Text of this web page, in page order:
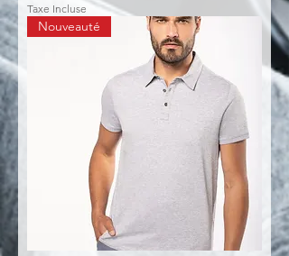
Taxe Incluse
Nouveauté